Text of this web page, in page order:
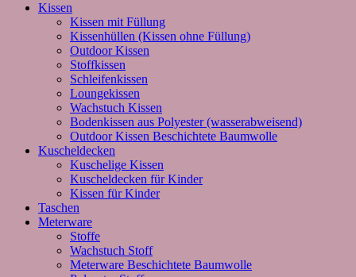
Kissen
Kissen mit Füllung
Kissenhüllen (Kissen ohne Füllung)
Outdoor Kissen
Stoffkissen
Schleifenkissen
Loungekissen
Wachstuch Kissen
Bodenkissen aus Polyester (wasserabweisend)
Outdoor Kissen Beschichtete Baumwolle
Kuscheldecken
Kuschelige Kissen
Kuscheldecken für Kinder
Kissen für Kinder
Taschen
Meterware
Stoffe
Wachstuch Stoff
Meterware Beschichtete Baumwolle